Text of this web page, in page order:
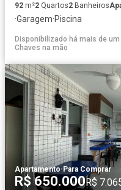
92 m²2 Quartos2 Banheiros
·Garagem·Piscina
Disponibilizado há mais de
Chaves na mão
Apartamento· Para Comprar
R$ 650.000R$